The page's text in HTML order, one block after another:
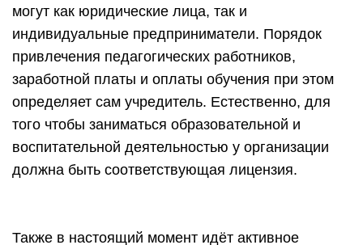
могут как юридические лица, так и
индивидуальные предприниматели. Порядок
привлечения педагогических работников,
заработной платы и оплаты обучения при этом
определяет сам учредитель. Естественно, для
того чтобы заниматься образовательной и
воспитательной деятельностью у организации
должна быть соответствующая лицензия.
Также в настоящий момент идёт активное